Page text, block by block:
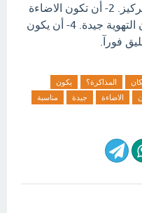
يكون المكان هادئا ليساعد على التركيز. 2- أن تكون الاضاءة
جيدة مناسبة للمذاكرة. 3- أن تكون التهوية جيدة. 4- أن يكون
فورآ.
المذاكرة؟
يكون
الاضاءة جيدة
مناسبة